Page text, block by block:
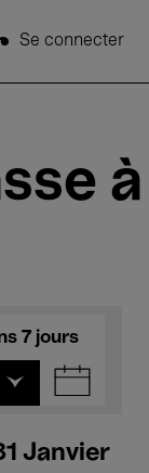
Se connecter
à
7 jours
Janvier